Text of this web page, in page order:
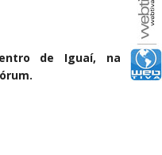
de Iguaí, na rua